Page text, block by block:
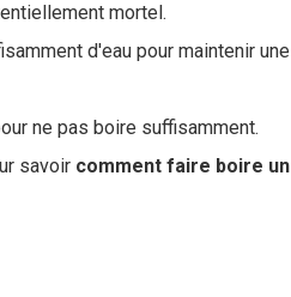
mortel.
d'eau pour maintenir une
ne pas boire suffisamment.
savoir comment faire boire un